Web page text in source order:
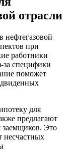
отрасли
нефтегазовой
при
работники
за специфики
поможет
для
предлагают
заемщиков. Это
несчастных